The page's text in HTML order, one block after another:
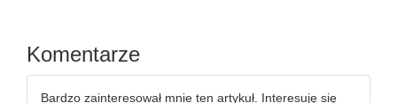
Komentarze
Bardzo zainteresował mnie ten artykuł. Interesuję się